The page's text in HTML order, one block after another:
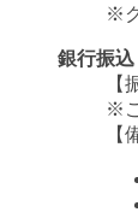
※
銀行振込
※
【